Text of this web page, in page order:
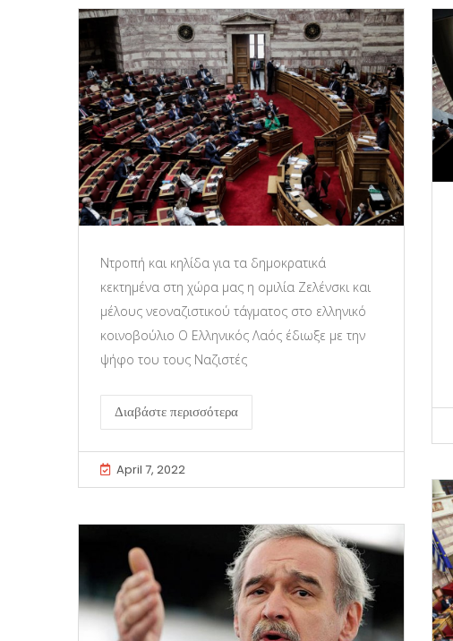
Ντροπή και κηλίδα για τα δημοκρατικά
κεκτημένα στη χώρα μας η ομιλία Ζελένσκι και
μέλους νεοναζιστικού τάγματος στο ελληνικό
κοινοβούλιο Ο Ελληνικός Λαός έδιωξε με την
ψήφο του τους Ναζιστές
Διαβάστε περισσότερα
April 7, 2022